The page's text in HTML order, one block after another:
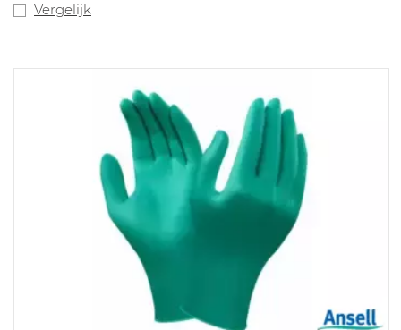
Vergelijk